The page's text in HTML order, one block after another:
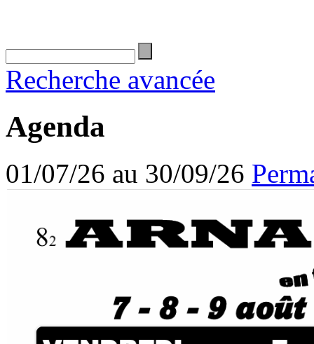
Recherche avancée
Agenda
01/07/26 au 30/09/26